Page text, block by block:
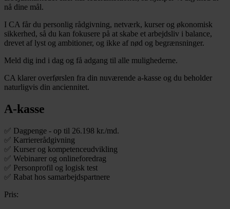
nå dine mål.
I CA får du personlig rådgivning, netværk, kurser og økonomisk
sikkerhed, så du kan fokusere på at skabe et arbejdsliv i balance,
drevet af lyst og ambitioner, og ikke af nød og begrænsninger.
Meld dig ind i dag og få adgang til alle mulighederne.
CA klarer overførslen fra din nuværende a-kasse og du beholder
naturligvis din anciennitet.
A-kasse
✅ Dagpenge - op til 26.198 kr./md.
✅ Karriererådgivning
✅ Kurser og kompetenceudvikling
✅ Webinarer og onlineforedrag
✅ Personprofil og logisk test
✅ Rabat hos samarbejdspartnere
Pris: